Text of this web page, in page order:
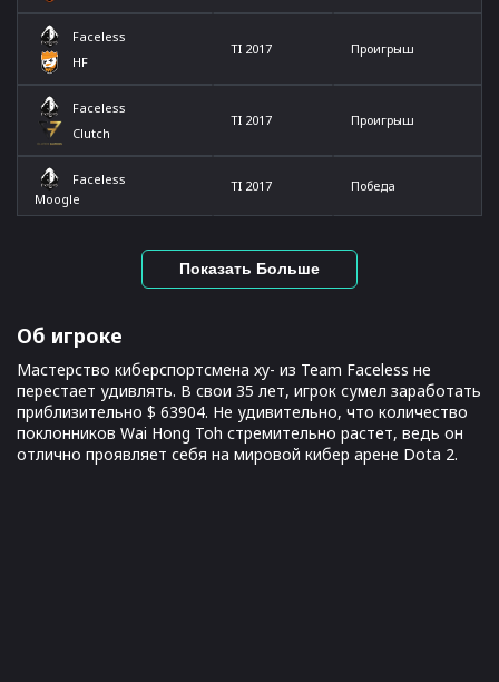
Faceless
HF
TI 2017 Проигрыш
Faceless
Clutch
TI 2017 Проигрыш
Faceless
Moogle
TI 2017 Победа
Показать Больше
Об игроке
Мастерство киберспортсмена xy- из Team Faceless не
перестает удивлять. В свои 35 лет, игрок сумел заработать
приблизительно $ 63904. Не удивительно, что количество
поклонников Wai Hong Toh стремительно растет, ведь он
отлично проявляет себя на мировой кибер арене Dota 2.